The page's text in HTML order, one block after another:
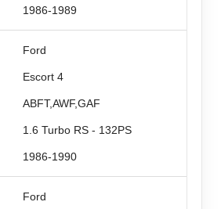
1986-1989
Ford
Escort 4
ABFT,AWF,GAF
1.6 Turbo RS - 132PS
1986-1990
Ford